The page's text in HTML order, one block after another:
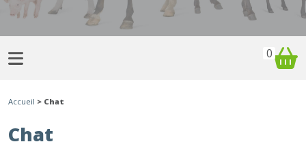
0
Accueil > Chat
Chat